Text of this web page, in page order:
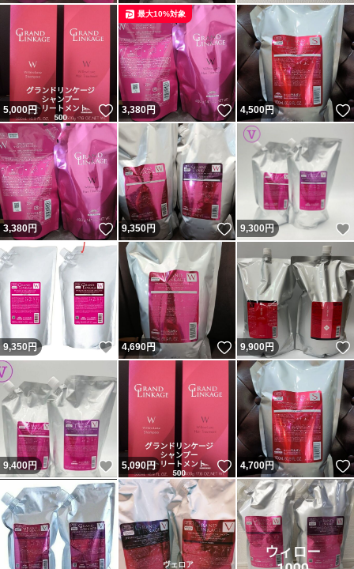
5,000円 いいね！
3,380円 いいね！
最大10%対象
4,500円
3,380円 いいね！
9,350円 いいね！
9,300円
9,350円 いいね！
4,690円 いいね！
9,900円
9,400円 いいね！
5,090円 いいね！
4,700円